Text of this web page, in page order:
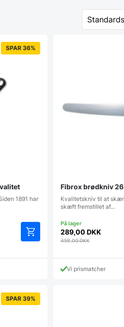
SPAR 36%
1891 har
Fibrox brødkniv
Kvalitetskniv til at
skæft fremstillet af…
289,00 DKK
459,00DKK
Vi prismatcher
SPAR 39%